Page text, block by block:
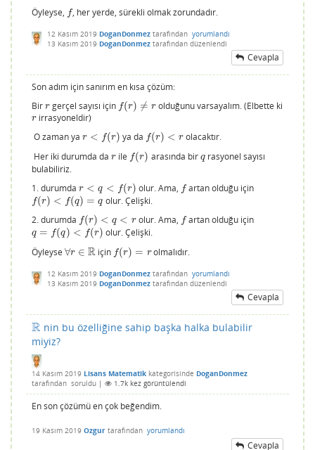
Öyleyse, f
f , her yerde, sürekli olmak zorundadır.
12 Kasım 2019 DoganDonmez tarafından yorumlandı
13 Kasım 2019 DoganDonmez tarafından düzenlendi
Cevapla
Son adım için sanırım en kısa çözüm:
Bir r
r gerçel sayısı için f(r) ≠ r
f(r)≠r olduğunu varsayalım. (Elbette ki
r
r irrasyoneldir)
O zaman ya r < f(r)
r< f(r ) ya da f(r) < r
f(r)<r
olacaktır.
Her iki durumda da r
r ile f(r)
f(r) arasında bir q
q rasyonel sayısı
bulabiliriz.
1. durumda r < q < f(r)
r< q< f( ) olur. Ama, f
f artan olduğu için
f(r) < f(q) = q
f(r)<f q) q
olur. Çelişki.
2. durumda f(r) < q < r
f(r)<q <r olur. Ama, f
f artan olduğu için
q = f(q) < f(r)
q =f( )<f(r)
olur. Çelişki.
Öyleyse ∀r ∈ R
∀r∈R için f(r) = r
f(r)=r olmalıdır.
12 Kasım 2019 DoganDonmez tarafından yorumlandı
13 Kasım 2019 DoganDonmez tarafından düzenlendi
Cevapla
R
R nin bu özelliğine sahip başka halka bulabilir
miyiz?
14 Kasım 2019 Lisans Matematik kategorisinde DoganDonmez
tarafından soruldu | 1.7k kez görüntülendi
En son çözümü en çok beğendim.
19 Kasım 2019 Ozgur tarafından yorumlandı
Cevapla